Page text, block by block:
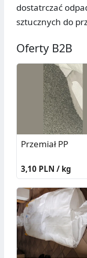
dostatrczać
sztucznych do
Oferty B2B
Przemiał PP
3,10 PLN / kg